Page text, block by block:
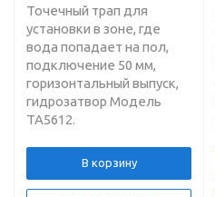
Точечный трап для
установки в зоне, где
вода попадает на пол,
подключение 50 мм,
горизонтальный выпуск,
гидрозатвор Модель
ТА5612.
В корзину